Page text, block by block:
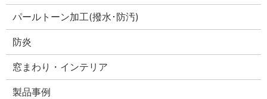
パールトーン加工(撥水･防汚)
防炎
窓まわり・インテリア
製品事例